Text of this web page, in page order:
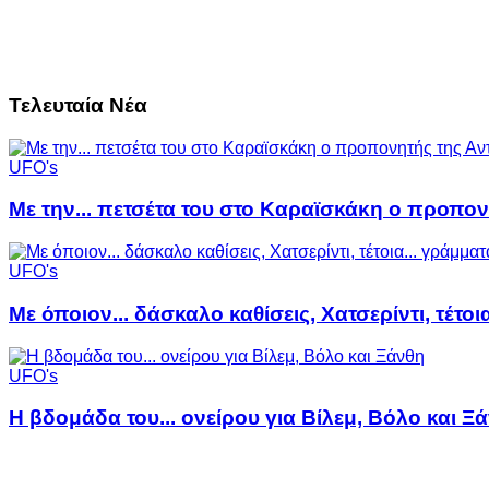
Τελευταία Νέα
UFO's
Με την... πετσέτα του στο Καραϊσκάκη ο
UFO's
Με όποιον... δάσκαλο καθίσεις, Χατσερίντι,
UFO's
Η βδομάδα του... ονείρου για Βίλεμ, Βόλο και